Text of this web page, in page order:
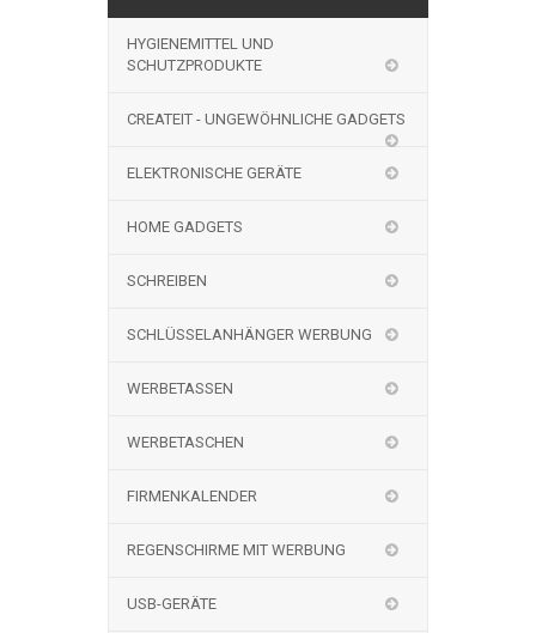
HYGIENEMITTEL UND
SCHUTZPRODUKTE
CREATEIT - UNGEWÖHNLICHE GADGETS
ELEKTRONISCHE GERÄTE
HOME GADGETS
SCHREIBEN
SCHLÜSSELANHÄNGER WERBUNG
WERBETASSEN
WERBETASCHEN
FIRMENKALENDER
REGENSCHIRME MIT WERBUNG
USB-GERÄTE